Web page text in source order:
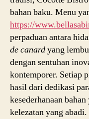
bahan baku. Menu
https://
perpaduan antara
de canardyang
dengan sentuhan
kontemporer. Setiap
hasil dari dedikasi
kesederhanaan
kelezatan yang abadi.